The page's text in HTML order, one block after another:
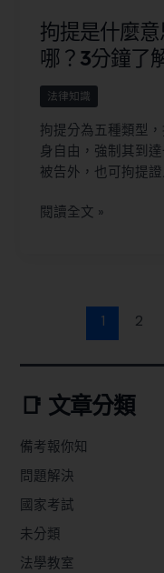
拘提是什麼
哪？3分鐘了
法律知識
拘提分為五種類型
身自由，強制其到
被告外，也可拘提
閱讀全文 »
1 2
📑 文章分類
備考報你知
問題解決
國家考試
未分類
法學教室